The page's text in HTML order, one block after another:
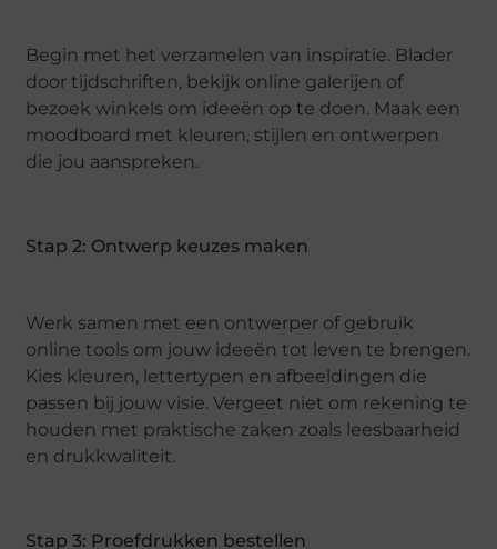
Begin met het verzamelen van inspiratie. Blader
door tijdschriften, bekijk online galerijen of
bezoek winkels om ideeën op te doen. Maak een
moodboard met kleuren, stijlen en ontwerpen
die jou aanspreken.
Stap 2: Ontwerp keuzes maken
Werk samen met een ontwerper of gebruik
online tools om jouw ideeën tot leven te brengen.
Kies kleuren, lettertypen en afbeeldingen die
passen bij jouw visie. Vergeet niet om rekening te
houden met praktische zaken zoals leesbaarheid
en drukkwaliteit.
Stap 3: Proefdrukken bestellen